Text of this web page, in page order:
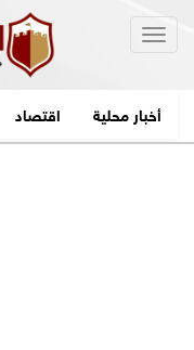
أخبار محلية اقتصاد